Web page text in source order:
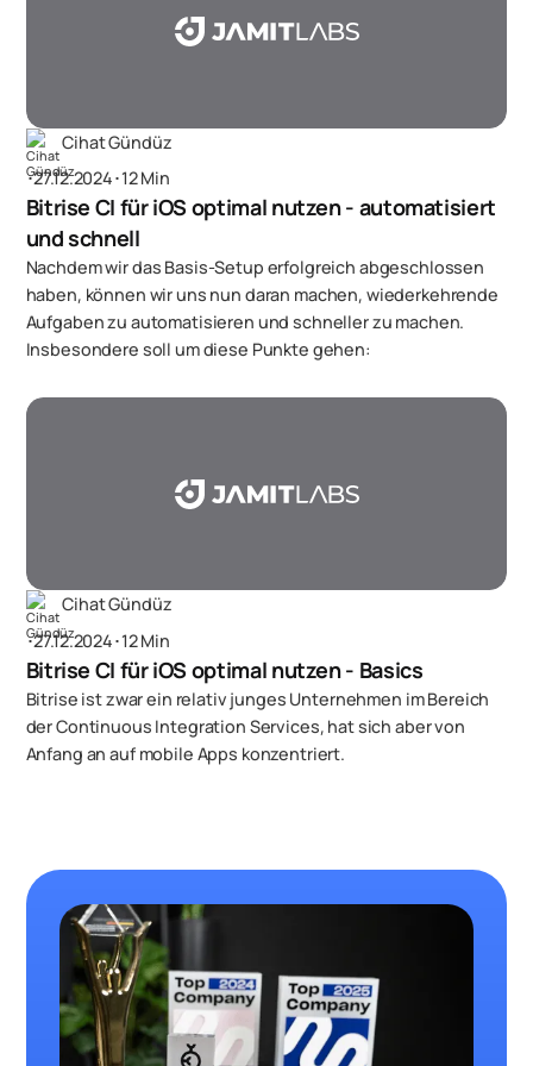
Cihat Gündüz
･27.12.2024･12 Min
Bitrise CI für iOS optimal nutzen - automatisiert
und schnell
Nachdem wir das Basis-Setup erfolgreich abgeschlossen
haben, können wir uns nun daran machen, wiederkehrende
Aufgaben zu automatisieren und schneller zu machen.
Insbesondere soll um diese Punkte gehen:
Cihat Gündüz
･27.12.2024･12 Min
Bitrise CI für iOS optimal nutzen - Basics
Bitrise ist zwar ein relativ junges Unternehmen im Bereich
der Continuous Integration Services, hat sich aber von
Anfang an auf mobile Apps konzentriert.